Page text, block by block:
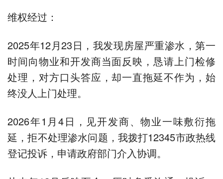
维权经过：
2025年12月23日，我发现房屋严重渗水，第一
时间向物业和开发商当面反映，恳请上门检修
处理，对方口头答应，却一直拖延不作为，始
终没人上门处理。
2026年1月4日，见开发商、物业一味敷衍拖
延，拒不处理渗水问题，我拨打12345市政热线
登记投诉，申请政府部门介入协调。